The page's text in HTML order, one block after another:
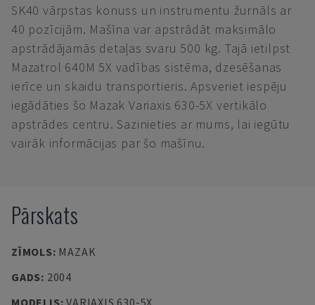
SK40 vārpstas konuss un instrumentu žurnāls ar
40 pozīcijām. Mašīna var apstrādāt maksimālo
apstrādājamās detaļas svaru 500 kg. Tajā ietilpst
Mazatrol 640M 5X vadības sistēma, dzesēšanas
ierīce un skaidu transportieris. Apsveriet iespēju
iegādāties šo Mazak Variaxis 630-5X vertikālo
apstrādes centru. Sazinieties ar mums, lai iegūtu
vairāk informācijas par šo mašīnu.
Pārskats
ZĪMOLS: MAZAK
GADS: 2004
MODELIS:VARIAXIS 630-5X